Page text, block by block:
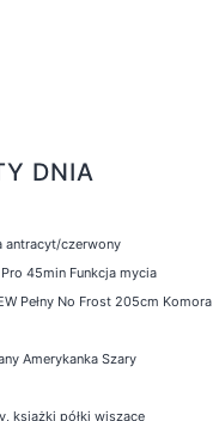
DNIA
antracyt/czerwony
45min Funkcja mycia
Pełny No Frost 205cm Komora
Amerykanka Szary
książki półki wiszące